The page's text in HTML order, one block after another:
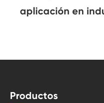
aplicación en
Productos